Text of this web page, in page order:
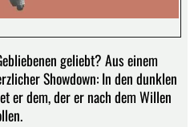
geliebt? Aus einem
Showdown: In den dunklen
er dem, der er nach dem Willen